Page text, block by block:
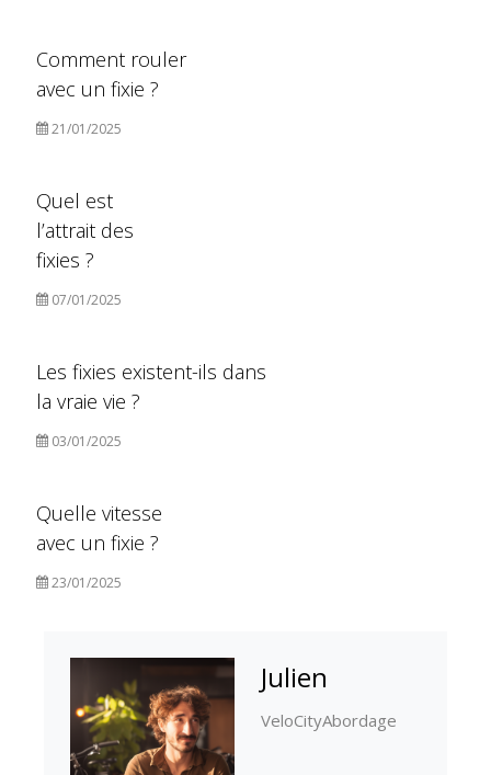
Comment rouler
avec un fixie ?
21/01/2025
Quel est
l’attrait des
fixies ?
07/01/2025
Les fixies existent-ils dans
la vraie vie ?
03/01/2025
Quelle vitesse
avec un fixie ?
23/01/2025
Julien
VeloCityAbordage